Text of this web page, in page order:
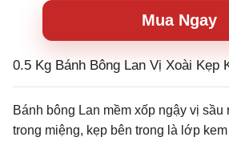
Mua Ngay
0.5 Kg Bánh Bông Lan Vị Xoài Kẹp
Bánh bông Lan mềm xốp ngậy vị sầu
trong miệng, kẹp bên trong là lớp